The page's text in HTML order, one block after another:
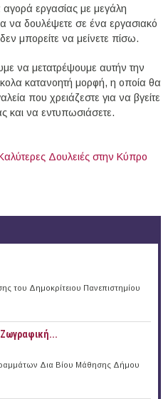
αγορά εργασίας με μεγάλη
να δουλέψετε σε ένα εργασιακό
μπορείτε να μείνετε πίσω.
να μετατρέψουμε αυτήν την
κατανοητή μορφή, η οποία θα
που χρειάζεστε για να βγείτε
και να εντυπωσιάσετε.
Δουλειές στην Κύπρο
του Δημοκρίτειου Πανεπιστημίου
Δια Βίου Μάθησης Δήμου